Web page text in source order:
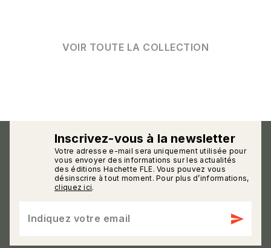
VOIR TOUTE LA COLLECTION
Inscrivez-vous à la newsletter
Votre adresse e-mail sera uniquement utilisée pour
vous envoyer des informations sur les actualités
des éditions Hachette FLE. Vous pouvez vous
désinscrire à tout moment. Pour plus d’informations,
cliquez ici.
Indiquez votre email send